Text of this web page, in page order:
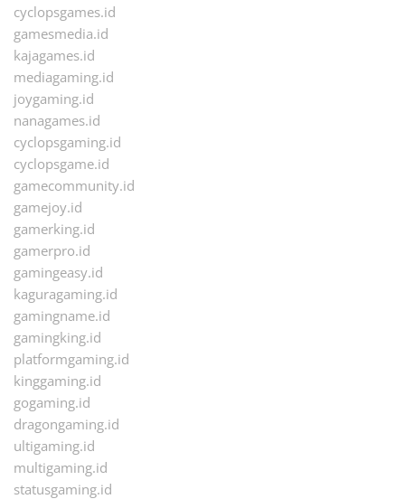
cyclopsgames.id
gamesmedia.id
kajagames.id
mediagaming.id
joygaming.id
nanagames.id
cyclopsgaming.id
cyclopsgame.id
gamecommunity.id
gamejoy.id
gamerking.id
gamerpro.id
gamingeasy.id
kaguragaming.id
gamingname.id
gamingking.id
platformgaming.id
kinggaming.id
gogaming.id
dragongaming.id
ultigaming.id
multigaming.id
statusgaming.id